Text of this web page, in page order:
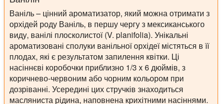
Ваніль – цінний ароматизатор, який можна отримати з
орхідей роду Ваніль, в першу чергу з мексиканського
виду, ванілі плосколистої (V. planifolia). Унікальні
ароматизовані сполуки ванільної орхідеї містяться в її
плодах, які є результатом запилення квітки. Ці
насіннєві коробочки приблизно 1/3 x 6 дюймів, з
коричнево-червоним або чорним кольором при
дозріванні. Усередині цих стручків знаходиться
масляниста рідина, наповнена крихітними насіннями.